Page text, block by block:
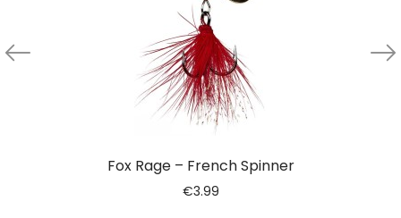
Fox Rage – French Spinner
€3.99